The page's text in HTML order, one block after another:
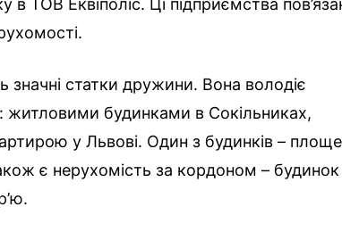
в ТОВ Еквіполіс. Ці підприємства
значні статки дружини. Вона володіє
житловими будинками в Сокільниках,
у Львові. Один з будинків –
є нерухомість за кордоном –